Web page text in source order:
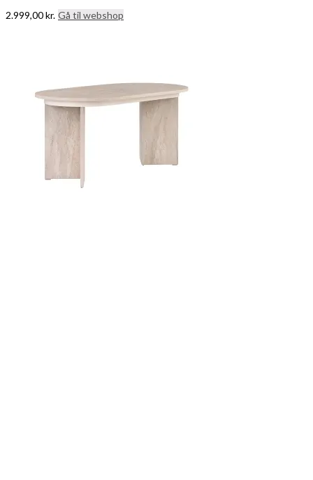
2.999,00kr. Gå til webshop